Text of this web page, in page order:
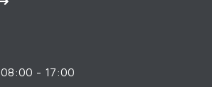
08:00 - 17:00